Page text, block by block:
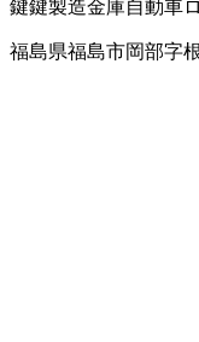
鍵鍵製造金庫自動車
福島県福島市岡部字